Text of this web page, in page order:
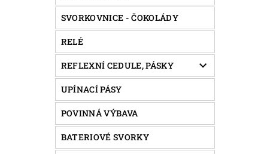
SVORKOVNICE - ČOKOLÁDY
RELÉ
REFLEXNÍ CEDULE, PÁSKY
UPÍNACÍ PÁSY
POVINNÁ VÝBAVA
BATERIOVÉ SVORKY